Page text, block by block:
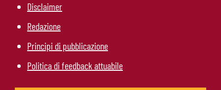
Disclaimer
Redazione
Principi di pubblicazione
Politica di feedback attuabile